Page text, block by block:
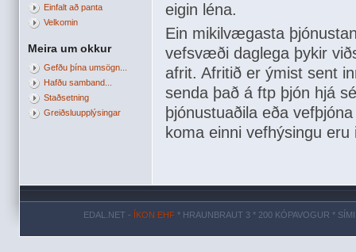
Einfalt að panta
Velkomin
Meira um okkur
Gefðu þína umsögn...
Hafðu samband...
Staðsetning
Greiðsluupplýsingar
eigin léna.
Ein mikilvægasta
vefsvæði daglega þykir
afrit. Afritið er ýmist sent
senda það á ftp þjón hjá
þjónustuaðila eða
koma einni vefhýsingu
EDAL.NET - ÍKON EHF* HRAUNBRAUT 3 * 200 KÓPAVOGUR *